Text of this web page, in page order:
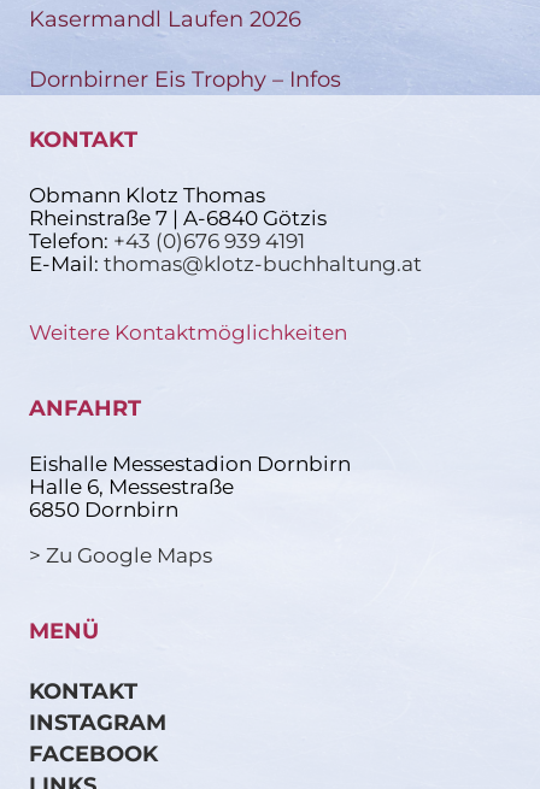
Kasermandl Laufen 2026
Dornbirner Eis Trophy – Infos
KONTAKT
Obmann Klotz Thomas
Rheinstraße 7 | A-6840 Götzis
Telefon: +43 (0)676 939 4191
E-Mail: thomas@klotz-buchhaltung.at
Weitere Kontaktmöglichkeiten
ANFAHRT
Eishalle Messestadion Dornbirn
Halle 6, Messestraße
6850 Dornbirn
> Zu Google Maps
MENÜ
KONTAKT
INSTAGRAM
FACEBOOK